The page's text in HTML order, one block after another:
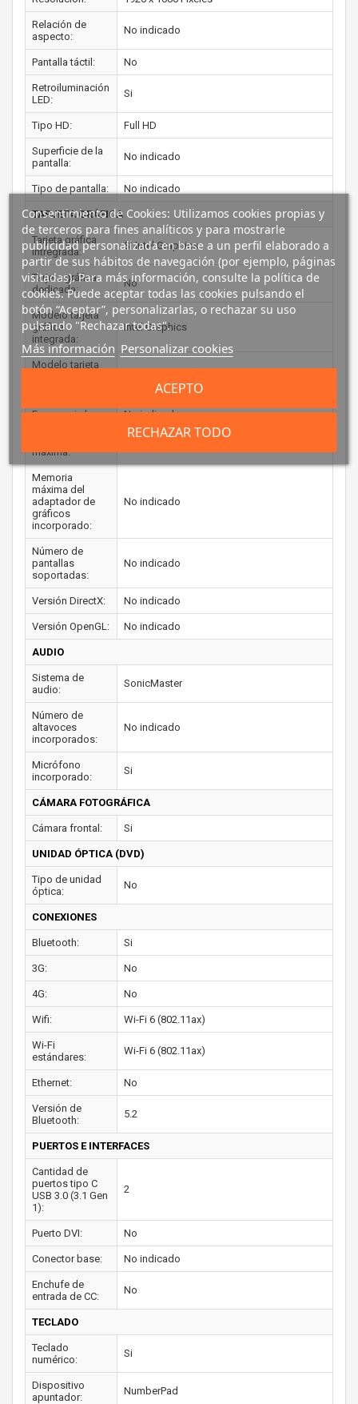
Relación de
aspecto:
No indicado
Pantalla táctil: No
Retroiluminación
LED:
Si
Tipo HD: Full HD
Superficie de la
pantalla:
No indicado
Tipo de pantalla: No indicado
TARJETA GRÁFICA
Tarjeta gráfica
intregrada:
Si Intel Graphics
Tarjeta gráfica
dedicada:
No
Modelo tarjeta
gráfica
integrada:
Intel Graphics
Modelo tarjeta
Frecuencia base: No indicado
máxima:
Memoria
máxima del
adaptador de
gráficos
incorporado:
No indicado
Número de
pantallas
soportadas:
No indicado
Versión DirectX: No indicado
Versión OpenGL: No indicado
AUDIO
Sistema de
audio:
SonicMaster
Número de
altavoces
incorporados:
No indicado
Micrófono
incorporado:
Si
CÁMARA FOTOGRÁFICA
Cámara frontal: Si
UNIDAD ÓPTICA (DVD)
Tipo de unidad
óptica:
No
CONEXIONES
Bluetooth: Si
3G: No
4G: No
Wifi: Wi-Fi 6 (802.11ax)
Wi-Fi
estándares:
Wi-Fi 6 (802.11ax)
Ethernet: No
Versión de
Bluetooth:
5.2
PUERTOS E INTERFACES
Cantidad de
puertos tipo C
USB 3.0 (3.1 Gen
1):
2
Puerto DVI: No
Conector base: No indicado
Enchufe de
entrada de CC:
No
TECLADO
Teclado
numérico:
Si
Dispositivo
apuntador:
NumberPad
Consentimiento de Cookies: Utilizamos cookies propias y
de terceros para fines analíticos y para mostrarle
publicidad personalizada en base a un perfil elaborado a
partir de sus hábitos de navegación (por ejemplo, páginas
visitadas). Para más información, consulte la política de
cookies. Puede aceptar todas las cookies pulsando el
botón “Aceptar”, personalizarlas, o rechazar su uso
pulsando "Rechazar todas".
Más información Personalizar cookies
RECHAZAR TODO
ACEPTO